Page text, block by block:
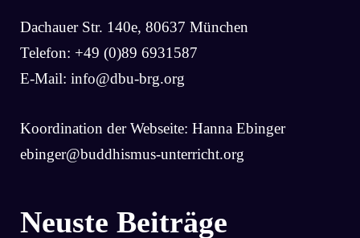
Dachauer Str. 140e, 80637 München
Telefon: +49 (0)89 6931587
E-Mail: info@dbu-brg.org
Koordination der Webseite: Hanna Ebinger
ebinger@buddhismus-unterricht.org
Neuste Beiträge